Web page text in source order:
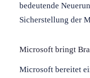
bedeutende
Sicherstellung der
Microsoft bringt
Microsoft bereitet